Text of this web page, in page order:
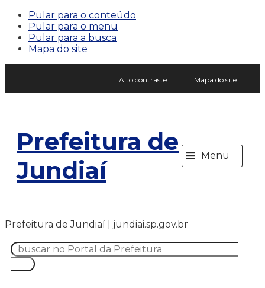
Pular para o conteúdo
Pular para o menu
Pular para a busca
Mapa do site
Alto contraste Mapa do site
Prefeitura de
Jundiaí
≡ Menu
Prefeitura de Jundiaí | jundiai.sp.gov.br